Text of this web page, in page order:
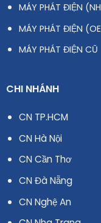
MÁY PHÁT ĐIỆN
MÁY PHÁT ĐIỆN
MÁY PHÁT ĐIỆN CŨ
CHI NHÁNH
CN TP.HCM
CN Hà Nội
CN Cần Thơ
CN Đà Nẵng
CN Nghệ An